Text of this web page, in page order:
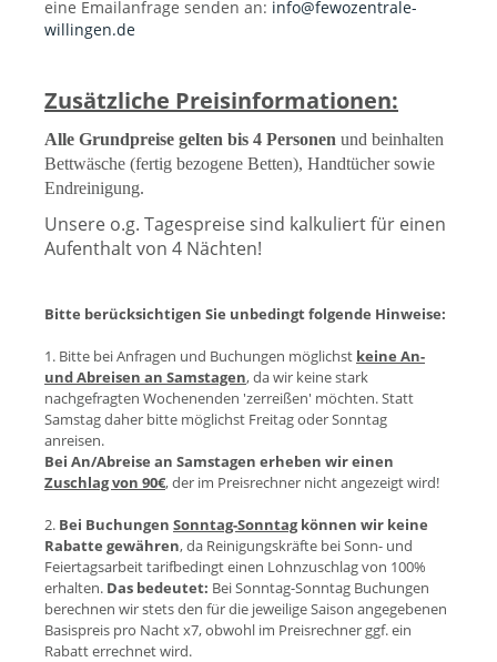
eine Emailanfrage senden an: info@fewozentrale-
willingen.de
Zusätzliche Preisinformationen:
Alle Grundpreise gelten bis 4 Personen und beinhalten
Bettwäsche (fertig bezogene Betten), Handtücher sowie
Endreinigung.
Unsere o.g. Tagespreise sind kalkuliert für einen
Aufenthalt von 4 Nächten!
Bitte berücksichtigen Sie unbedingt folgende Hinweise:
1. Bitte bei Anfragen und Buchungen möglichst keine An-
und Abreisen an Samstagen, da wir keine stark
nachgefragten Wochenenden 'zerreißen' möchten. Statt
Samstag daher bitte möglichst Freitag oder Sonntag
anreisen.
Bei An/Abreise an Samstagen erheben wir einen
Zuschlag von 90€, der im Preisrechner nicht angezeigt wird!
2. Bei Buchungen Sonntag-Sonntagkönnen wir keine
Rabatte gewähren, da Reinigungskräfte bei Sonn- und
Feiertagsarbeit tarifbedingt einen Lohnzuschlag von 100%
erhalten. Das bedeutet: Bei Sonntag-Sonntag Buchungen
berechnen wir stets den für die jeweilige Saison angegebenen
Basispreis pro Nacht x7, obwohl im Preisrechner ggf. ein
Rabatt errechnet wird.